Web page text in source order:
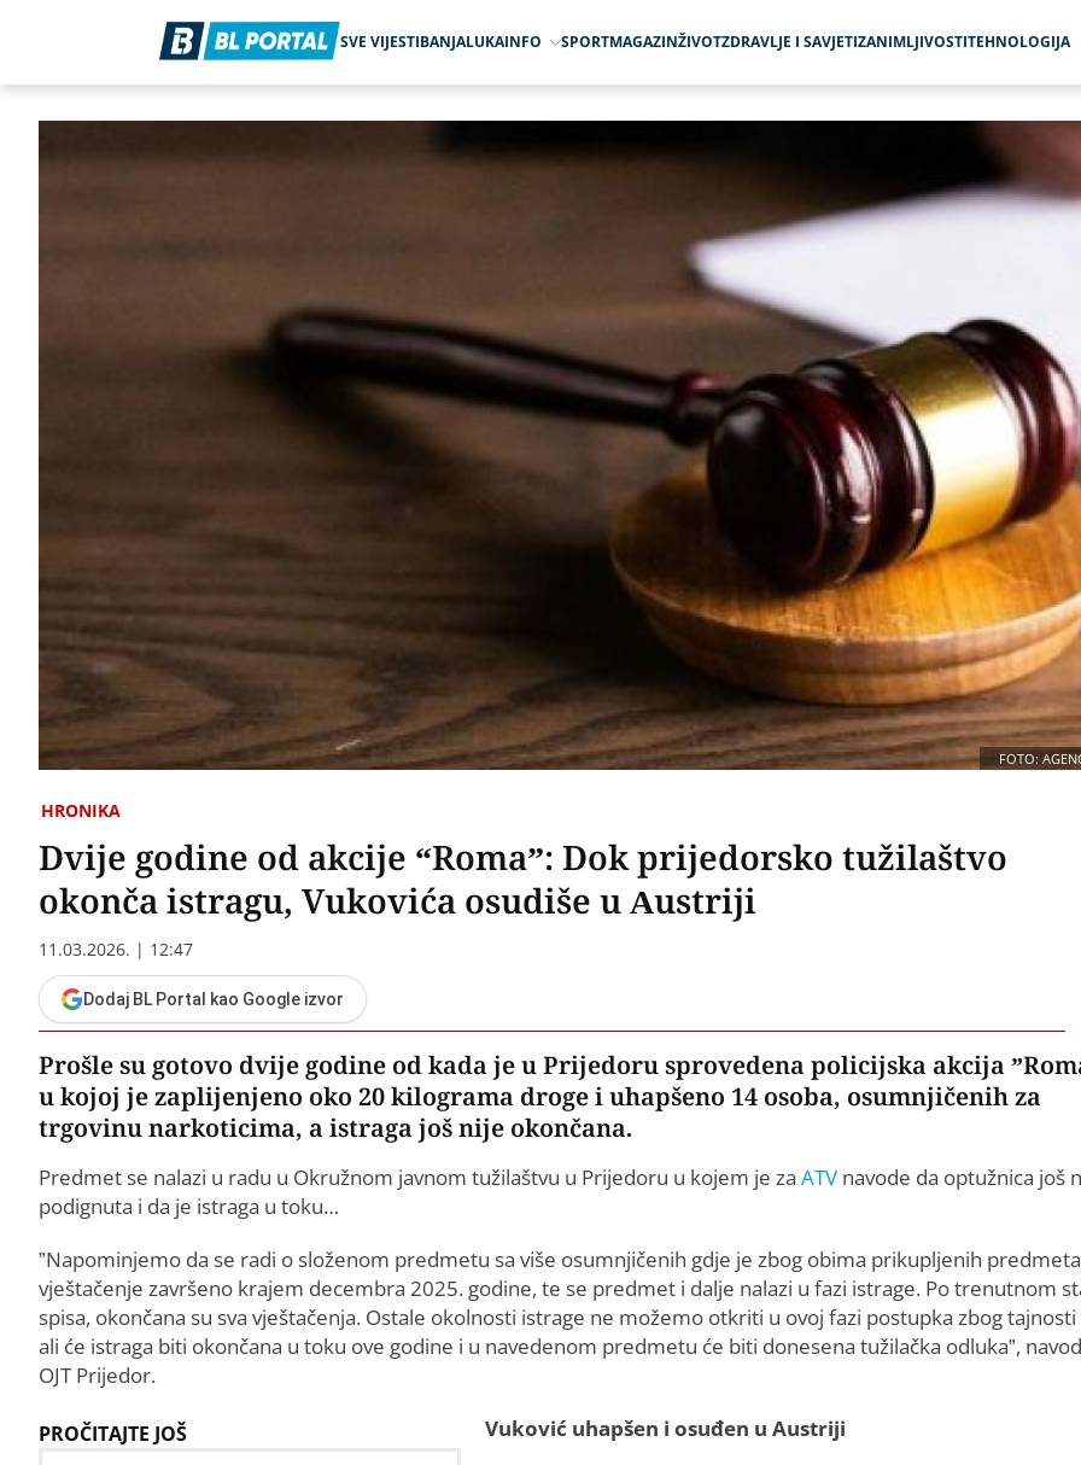
SVE VIJESTIBANJALUKAINFO SPORTMAGAZINŽIVOTZDRAVLJE I SAVJETIZANIMLJIVOSTITEHNOLOGIJA
FOTO:
HRONIKA
Dvije godine od akcije “Roma”: Dok prijedorsko tužilaštvo
okonča istragu, Vukovića osudiše u Austriji
11.03.2026. | 12:47
Dodaj BL Portal kao Google izvor
Prošle su gotovo dvije godine od kada je u Prijedoru sprovedena policijska akcija
u kojoj je zaplijenjeno oko 20 kilograma droge i uhapšeno 14 osoba, osumnjičenih za
trgovinu narkoticima, a istraga još nije okončana.
Predmet se nalazi u radu u Okružnom javnom tužilaštvu u Prijedoru u kojem je za ATV navode da optužnica još
podignuta i da je istraga u toku…
”Napominjemo da se radi o složenom predmetu sa više osumnjičenih gdje je zbog obima prikupljenih predmeta
vještačenje završeno krajem decembra 2025. godine, te se predmet i dalje nalazi u fazi istrage. Po trenutnom
spisa, okončana su sva vještačenja. Ostale okolnosti istrage ne možemo otkriti u ovoj fazi postupka zbog
ali će istraga biti okončana u toku ove godine i u navedenom predmetu će biti donesena tužilačka odluka”,
OJT Prijedor.
PROČITAJTE JOŠ
Vuković uhapšen i osuđen u Austriji